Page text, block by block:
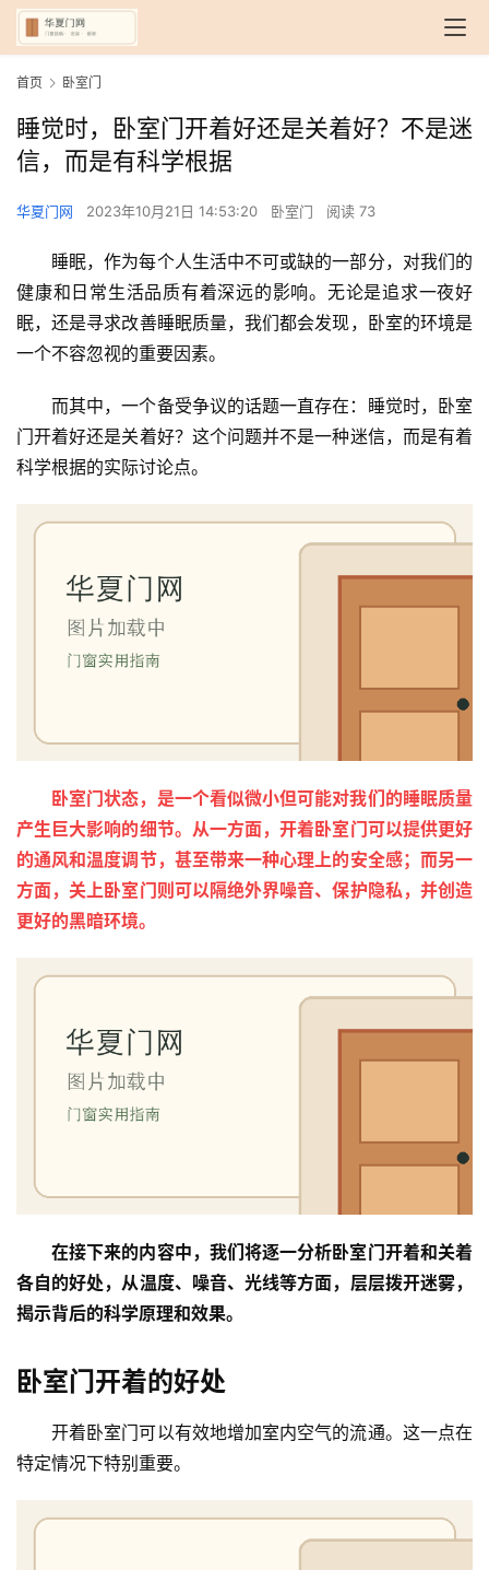
首页 卧室门
睡觉时，卧室门开着好还是关着好？不是迷
信，而是有科学根据
华夏门网 2023年10月21日 14:53:20 卧室门 阅读 73
睡眠，作为每个人生活中不可或缺的一部分，对我们的
健康和日常生活品质有着深远的影响。无论是追求一夜好
眠，还是寻求改善睡眠质量，我们都会发现，卧室的环境是
一个不容忽视的重要因素。
而其中，一个备受争议的话题一直存在：睡觉时，卧室
门开着好还是关着好？这个问题并不是一种迷信，而是有着
科学根据的实际讨论点。
卧室门状态，是一个看似微小但可能对我们的睡眠质量
产生巨大影响的细节。从一方面，开着卧室门可以提供更好
的通风和温度调节，甚至带来一种心理上的安全感；而另一
方面，关上卧室门则可以隔绝外界噪音、保护隐私，并创造
更好的黑暗环境。
在接下来的内容中，我们将逐一分析卧室门开着和关着
各自的好处，从温度、噪音、光线等方面，层层拨开迷雾，
揭示背后的科学原理和效果。
卧室门开着的好处
开着卧室门可以有效地增加室内空气的流通。这一点在
特定情况下特别重要。